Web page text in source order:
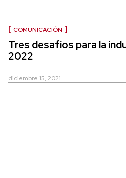
COMUNICACIÓN
Tres desafíos para la
2022
diciembre 15, 2021